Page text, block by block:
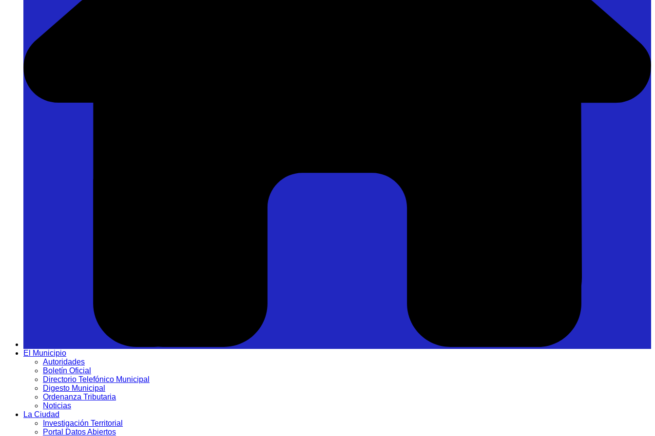
El Municipio
Autoridades
Boletín Oficial
Directorio Telefónico Municipal
Digesto Municipal
Ordenanza Tributaria
Noticias
La Ciudad
Investigación Territorial
Portal Datos Abiertos